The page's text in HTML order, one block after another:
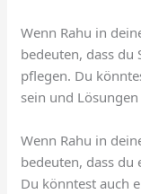
Wenn Rahu in
bedeuten, dass du
pflegen. Du
sein und
Wenn Rahu in
bedeuten, dass du
Du könntest auch